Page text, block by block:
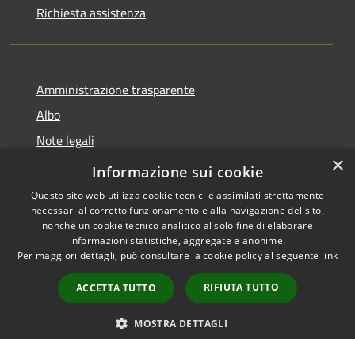
Richiesta assistenza
Amministrazione trasparente
Albo
Note legali
Dichiarazione di accessibilità
Accessibilità
Copyright © 2026 • Città di
Brugherio • Powered by
Municipium•
Accesso
redazione
×
Informazione sui cookie
Questo sito web utilizza cookie tecnici e assimilati strettamente
necessari al corretto funzionamento e alla navigazione del sito,
nonché un cookie tecnico analitico al solo fine di elaborare
informazioni statistiche, aggregate e anonime.
Per maggiori dettagli, può consultare la cookie policy al seguente link
ACCETTA TUTTO RIFIUTA TUTTO
MOSTRA DETTAGLI